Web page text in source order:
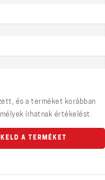
és a terméket korábban
írhatnak értékelést.
A TERMÉKET